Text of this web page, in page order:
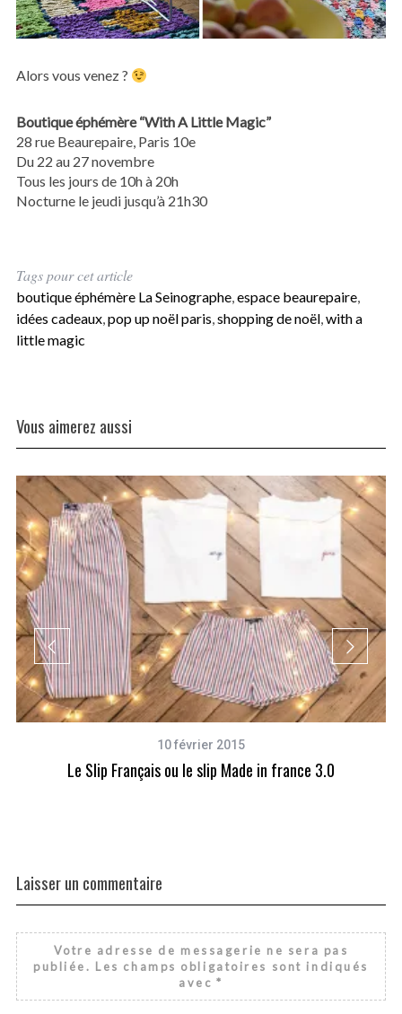
Alors vous venez ?
Boutique éphémère “With A Little Magic”
28 rue Beaurepaire, Paris 10e
Du 22 au 27 novembre
Tous les jours de 10h à 20h
Nocturne le jeudi jusqu’à 21h30
Tags pour cet article
boutique éphémère La Seinographe,espace beaurepaire,
idées cadeaux,pop up noël paris,shopping de noël,with a
little magic
Vous aimerez aussi
10 février 2015
Le Slip Français ou le slip Made in france 3.0
Laisser un commentaire
Votre adresse de messagerie ne sera pas
publiée. Les champs obligatoires sont indiqués
avec*